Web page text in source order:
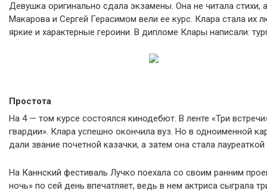
Девушка оригинально сдала экзамены. Она не читала
Макарова и Сергей Герасимом вели ее курс. Клара стала
яркие и характерные героини. В дипломе Клары написали:
Простота
На 4 — том курсе состоялся кинодебют. В ленте «Три
гвардии». Клара успешно окончила вуз. Но в одноименной
дали звание почетной казачки, а затем она стала
На Каннский фестиваль Лучко поехала со своим ранним
ночь» по сей день впечатляет, ведь в нем актриса сыграла